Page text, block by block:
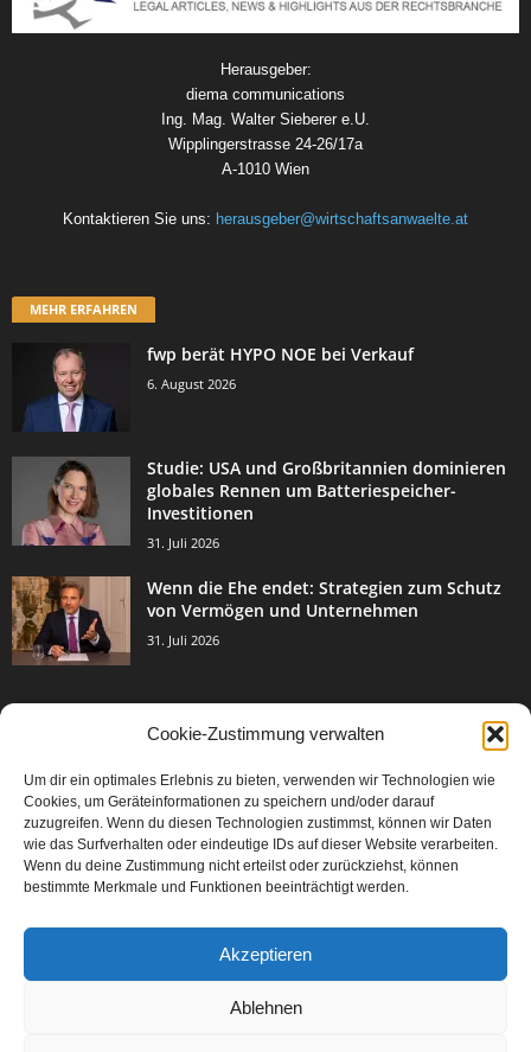
Cookie-Zustimmung verwalten
Um dir ein optimales Erlebnis zu bieten, verwenden wir Technologien wie
Cookies, um Geräteinformationen zu speichern und/oder darauf
zuzugreifen. Wenn du diesen Technologien zustimmst, können wir Daten
wie das Surfverhalten oder eindeutige IDs auf dieser Website verarbeiten.
Wenn du deine Zustimmung nicht erteilst oder zurückziehst, können
bestimmte Merkmale und Funktionen beeinträchtigt werden.
Akzeptieren
Ablehnen
Herausgeber:
diema communications
Ing. Mag. Walter Sieberer e.U.
Wipplingerstrasse 24-26/17a
A-1010 Wien
Kontaktieren Sie uns: herausgeber@wirtschaftsanwaelte.at
MEHR ERFAHREN
fwp berät HYPO NOE bei Verkauf
6. August 2026
Studie: USA und Großbritannien dominieren
globales Rennen um Batteriespeicher-
Investitionen
31. Juli 2026
Wenn die Ehe endet: Strategien zum Schutz
von Vermögen und Unternehmen
31. Juli 2026
Events & Success 3003
Breaking News 2067
Aktuelles
Featured Article
Karriere 567